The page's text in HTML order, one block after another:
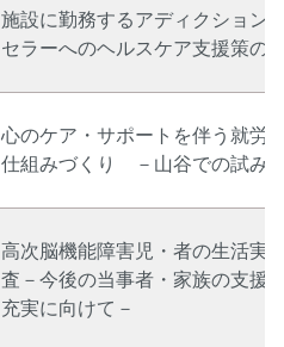
施設に勤務するアディクション
セラーへのヘルスケア支援策の
心のケア・サポートを伴う就労
仕組みづくり －山谷での試み
高次脳機能障害児・者の生活実
査－今後の当事者・家族の支援
充実に向けて－